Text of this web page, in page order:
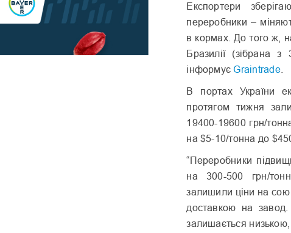
Експортери
переробники –
в кормах. До того ж,
Бразилії (зібрана
інформуєGraintrade.
В портах України
протягом тижня
19400-19600 грн/
на $5-10/тонна до
“Переробники
на 300-500 грн/
залишили ціни на
доставкою на
залишається